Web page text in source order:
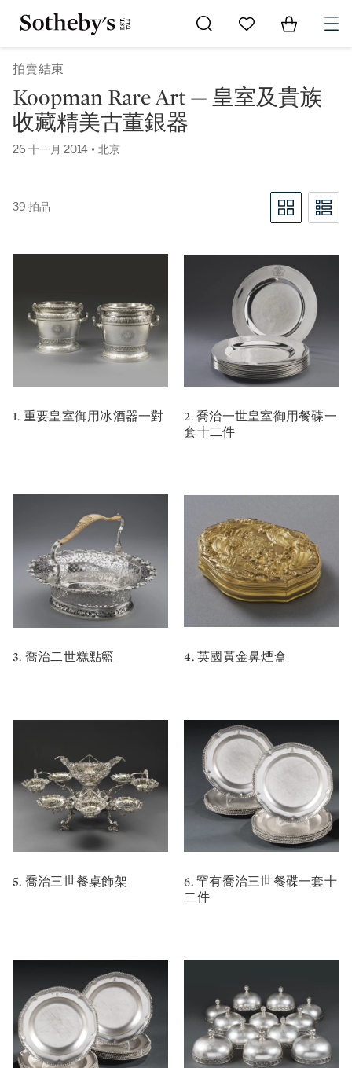
Go to My Favorites
Items in
拍賣結束
Koopman Rare Art — 皇室及貴族
收藏精美古董銀器
26 十一月 2014 • 北京
39 拍品
1. 重要皇室御用冰酒器一對
2. 喬治一世皇室御用餐碟一
套十二件
3. 喬治二世糕點籃 4. 英國黃金鼻煙盒
5. 喬治三世餐桌飾架
6. 罕有喬治三世餐碟一套十
二件